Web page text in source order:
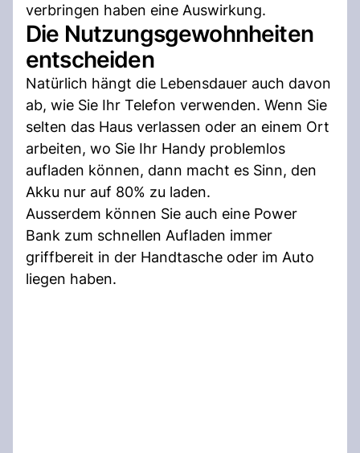
verbringen haben eine Auswirkung.
Die Nutzungsgewohnheiten
entscheiden
Natürlich hängt die Lebensdauer auch davon
ab, wie Sie Ihr Telefon verwenden. Wenn Sie
selten das Haus verlassen oder an einem Ort
arbeiten, wo Sie Ihr Handy problemlos
aufladen können, dann macht es Sinn, den
Akku nur auf 80% zu laden.
Ausserdem können Sie auch eine Power
Bank zum schnellen Aufladen immer
griffbereit in der Handtasche oder im Auto
liegen haben.